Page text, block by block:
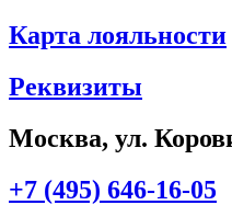
Карта лояльности
Реквизиты
Москва, ул.
+7 (495) 646-16-05